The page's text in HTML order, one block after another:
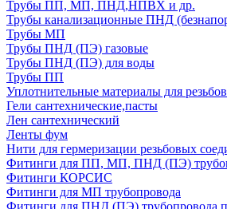
Трубы ПП, МП, ПНД,НПВХ и др.
Трубы канализационные ПНД
Трубы МП
Трубы ПНД (ПЭ) газовые
Трубы ПНД (ПЭ) для воды
Трубы ПП
Уплотнительные материалы для
Гели сантехнические,пасты
Лен сантехнический
Ленты фум
Нити для гермеризации резьбовых
Фитинги для ПП, МП, ПНД (ПЭ)
Фитинги КОРСИС
Фитинги для МП трубопровода
Фитинги для ПНД (ПЭ) трубопровода